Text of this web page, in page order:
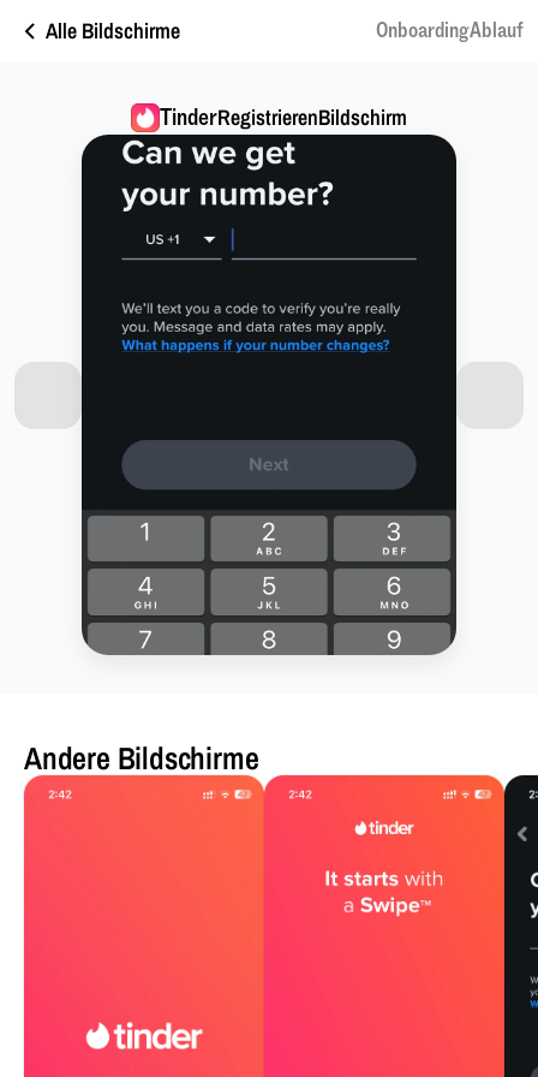
Alle Bildschirme OnboardingAblauf
TinderRegistrierenBildschirm
Andere Bildschirme